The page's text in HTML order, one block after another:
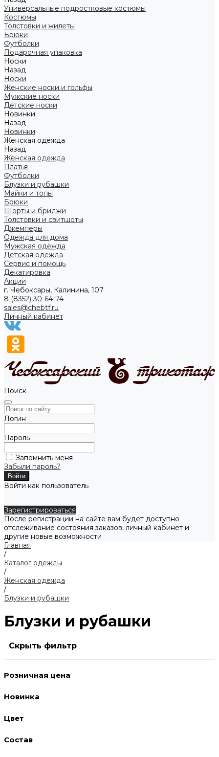
Универсальные подростковые костюмы
Костюмы
Толстовки и жилеты
Брюки
Футболки
Подарочная упаковка
Носки
Назад
Носки
Женские носки и гольфы
Мужские носки
Детские носки
Новинки
Назад
Новинки
Женская одежда
Назад
Женская одежда
Платья
Футболки
Блузки и рубашки
Майки и топы
Брюки
Шорты и бриджи
Толстовки и свитшоты
Джемперы
Одежда для дома
Мужская одежда
Детская одежда
Сервис и помощь
Декатировка
Акции
г. Чебоксары, Калинина, 107
8 (8352) 30-64-74
sales@chebtf.ru
Личный кабинет
Поиск
Логин
Пароль
Запомнить меня
Забыли пароль?
Войти как пользователь
Зарегистрироваться
После регистрации на сайте вам будет доступно
отслеживание состояния заказов, личный кабинет и
другие новые возможности
Главная
/
Каталог одежды
/
Женская одежда
/
Блузки и рубашки
Блузки и рубашки
Скрыть фильтр
Розничная цена
Новинка
Цвет
Состав